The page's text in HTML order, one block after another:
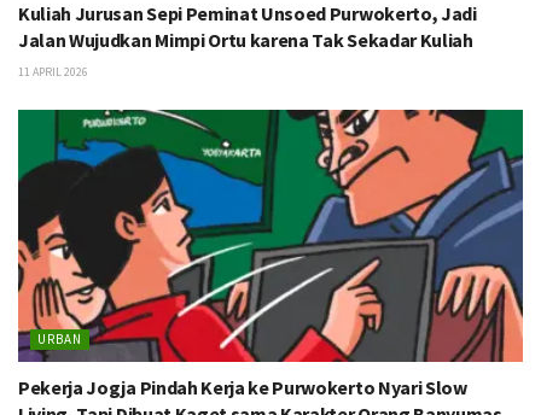
Kuliah Jurusan Sepi Peminat Unsoed Purwokerto, Jadi
Jalan Wujudkan Mimpi Ortu karena Tak Sekadar Kuliah
11 APRIL 2026
URBAN
Pekerja Jogja Pindah Kerja ke Purwokerto Nyari Slow